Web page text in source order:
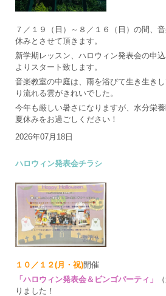
７／１９（日）～８／１６（日）の間、
休みとさせて頂きます。
新学期レッスン、ハロウィン発表会の申
よりスタート致します。
音楽教室の中庭は、雨を浴びて生き生き
り流れる雲がきれいでした。
今年も厳しい暑さになりますが、水分栄
夏休みをお過ごしください！
2026年07月18日
ハロウィン発表会チラシ
１０／１２(月・祝)開催
「ハロウィン発表会＆ビンゴパーティ」
りました！